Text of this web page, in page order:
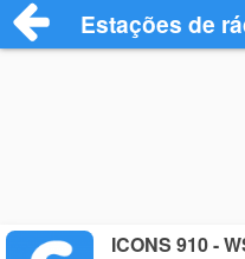
Estações de
ICONS 910 -